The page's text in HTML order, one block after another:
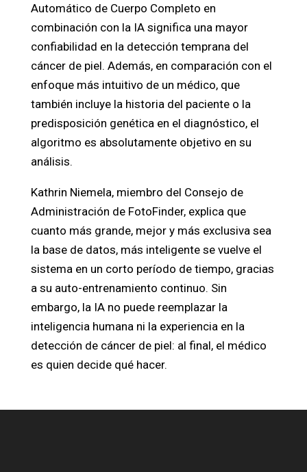
Automático de Cuerpo Completo en
combinación con la IA significa una mayor
confiabilidad en la detección temprana del
cáncer de piel. Además, en comparación con el
enfoque más intuitivo de un médico, que
también incluye la historia del paciente o la
predisposición genética en el diagnóstico, el
algoritmo es absolutamente objetivo en su
análisis.
Kathrin Niemela, miembro del Consejo de
Administración de FotoFinder, explica que
cuanto más grande, mejor y más exclusiva sea
la base de datos, más inteligente se vuelve el
sistema en un corto período de tiempo, gracias
a su auto-entrenamiento continuo. Sin
embargo, la IA no puede reemplazar la
inteligencia humana ni la experiencia en la
detección de cáncer de piel: al final, el médico
es quien decide qué hacer.